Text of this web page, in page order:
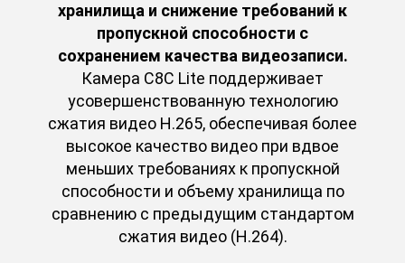
хранилища и снижение требований к
пропускной способности с
сохранением качества видеозаписи.
Камера C8C Lite поддерживает
усовершенствованную технологию
сжатия видео H.265, обеспечивая более
высокое качество видео при вдвое
меньших требованиях к пропускной
способности и объему хранилища по
сравнению с предыдущим стандартом
сжатия видео (H.264).